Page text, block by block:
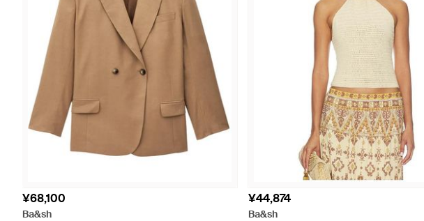
¥68,100
Ba&sh
¥44,874
Ba&sh